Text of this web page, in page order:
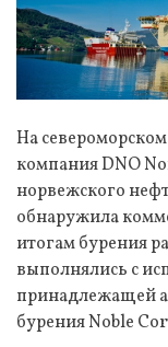
На
компания DNO
норвежского
обнаружила
итогам бурения
выполнялись с
принадлежащей
бурения Noble